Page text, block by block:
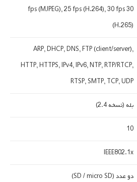
30 fps (MJPEG), 25 fps (H.264), 30 fps
(H.265)
ARP, DHCP, DNS, FTP (client/server),
HTTP, HTTPS, IPv4, IPv6, NTP, RTP/RTCP,
RTSP, SMTP, TCP, UDP
بله (نسخه 2.4)
10
IEEE802.1x
دو عدد (SD / micro SD)